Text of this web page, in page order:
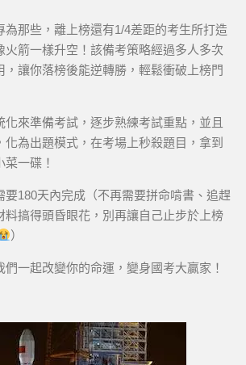
為那些，離上榜還有1/4差距的考生所打造
火箭一樣升空！該備考策略經過多人多次
，讓你落榜後能逆轉勝，輕鬆衝破上榜門
來準備考試，逐步熟練考試重點，並且
為出題模式，在考場上秒殺題目，拿到
一碟！
要180天內完成（不再需要拼命啃書、追趕
料搞得頭昏眼花，別再讓自己止步於上榜
）
一起改變你的命運，變身國考大贏家！